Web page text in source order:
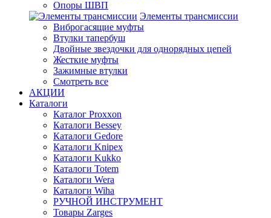
Опоры ШВП
Элементы трансмиссии
Виброгасящие муфты
Втулки тапербуш
Двойные звездочки для однорядных цепей
Жесткие муфты
Зажимные втулки
Смотреть все
АКЦИИ
Каталоги
Каталог Proxxon
Каталоги Bessey
Каталоги Gedore
Каталоги Knipex
Каталоги Kukko
Каталоги Totem
Каталоги Wera
Каталоги Wiha
РУЧНОЙ ИНСТРУМЕНТ
Товары Zarges